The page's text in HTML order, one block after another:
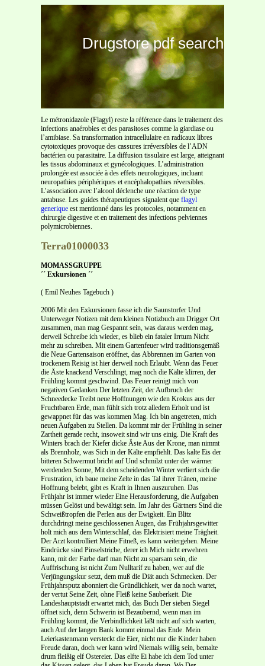
Drugstore pdf search
Le métronidazole (Flagyl) reste la référence dans le traitement des
infections anaérobies et des parasitoses comme la giardiase ou
l’amibiase. Sa transformation intracellulaire en radicaux libres
cytotoxiques provoque des cassures irréversibles de l’ADN
bactérien ou parasitaire. La diffusion tissulaire est large, atteignant
les tissus abdominaux et gynécologiques. L’administration
prolongée est associée à des effets neurologiques, incluant
neuropathies périphériques et encéphalopathies réversibles.
L’association avec l’alcool déclenche une réaction de type
antabuse. Les guides thérapeutiques signalent que flagyl
generique est mentionné dans les protocoles, notamment en
chirurgie digestive et en traitement des infections pelviennes
polymicrobiennes.
Terra01000033
MOMASSGRUPPE
´´ Exkursionen ´´
( Emil Neuhes Tagebuch )
2006 Mit den Exkursionen fasse ich die Saunstorfer Und Unterweger Notizen mit dem kleinen Notizbuch am Drigger Ort zusammen, man mag Gespannt sein, was daraus werden mag, derweil Schreibe ich wieder, es blieb ein fataler Irrtum Nicht mehr zu schreiben. Mit einem Gartenfeuer wird traditionsgemäß die Neue Gartensaison eröffnet, das Abbrennen im Garten von trockenem Reisig ist hier derweil noch Erlaubt. Wenn das Feuer die Äste knackend Verschlingt, mag noch die Kälte klirren, der Frühling kommt geschwind. Das Feuer reinigt mich von negativen Gedanken Der letzten Zeit, der Aufbruch der Schneedecke Treibt neue Hoffnungen wie den Krokus aus der Fruchtbaren Erde, man fühlt sich trotz alledem Erholt und ist gewappnet für das was kommen Mag. Ich bin angetreten, mich neuen Aufgaben zu Stellen. Da kommt mir der Frühling in seiner Zartheit gerade recht, insoweit sind wir uns einig. Die Kraft des Winters brach der Kiefer dicke Äste Aus der Krone, man nimmt als Brennholz, was Sich in der Kälte empfiehlt. Das kalte Eis der bitteren Schwermut bricht auf Und schmilzt unter der wärmer werdenden Sonne, Mit dem scheidenden Winter verliert sich die Frustration, ich baue meine Zelte in das Tal ihrer Tränen, meine Hoffnung belebt, gibt es Kraft in Ihnen auszuruhen. Das Frühjahr ist immer wieder Eine Herausforderung, die Aufgaben müssen Gelöst und bewältigt sein. Im Jahr des Gärtners Sind die Schweißtropfen die Perlen aus der Ewigkeit. Ein Blitz durchdringt meine geschlossenen Augen, das Frühjahrsgewitter holt mich aus dem Winterschlaf, das Elektrisiert meine Trägheit. Der Arzt kontrolliert Meine Fitneß, es kann weitergehen. Meine Eindrücke sind Pinselstriche, derer ich Mich nicht erwehren kann, mit der Farbe darf man Nicht zu sparsam sein, die Auffrischung ist nicht Zum Nulltarif zu haben, wer auf die Verjüngungskur setzt, dem muß die Diät auch Schmecken. Der Frühjahrsputz abonniert die Gründlichkeit, wer da noch wartet, der vertut Seine Zeit, ohne Fleiß keine Sauberkeit. Die Landeshauptstadt erwartet mich, das Buch Der sieben Siegel öffnet sich, denn Schwerin ist Bezaubernd, wenn man im Frühling kommt, die Verbindlichkeit läßt nicht auf sich warten, auch Auf der langen Bank kommt einmal das Ende. Mein Leierkastenmann versteckt die Eier, nicht nur die Kinder haben Freude daran, doch wer kann wird Niemals willig sein, bemalte drum fleißig elf Ostereier. Das elfte Ei habe ich dem Tod unter das Kissen gelegt, das Leben hat Freude daran. Wo Der Leierkastenmann verzweifelt, da muß der Eiermann einspringen. Ohne Fleiß ist bekanntlich kein Preis zu haben, Deshalb müht man sich ab, nimmt die Arbeit nicht Auf die leichte Schulter, denn wohl weißlich wird Die Kraft erst aus dem Zwang geboren, Nichts Desto Trotz, einmal angefangen, bringt man auch Die Sache zu Ende, doch geht man zuguterletzt Leer aus, dann pocht man auf sein Recht, umsonst Ist nicht mal mehr der Tod zu haben, deshalb gibt Man nicht nach und erfüllt seine Pflicht, wer ihr Ausweicht ist ein Tunichtgut auf krummen Pfaden, ein jeder Tag zieht den Jahrhundertweg. Ein Geburtstag macht das Feiern leicht, doch Wenn man der geselligen Runde fern bleibt, ist Die Einsamkeit die Pacht die man zahlt. Das Schloß Plüschow ist immer eine Reise wert, Deshalb machen wir uns auf die Socken, die Ostseeautobahn bekommt Kundschaft für einen Ausflug zur Ausstellung über die Videokunst, das Ist nicht gerade mein Steckenpferd, aber warum Mit Scheuklappen leben, wenn es auch anders Geht. Wo es an Schafen fehlt, da muß der Rasenmäher Aus dem Schuppen geholt werden, um den Rasen Kurz zu halten, auch ein wilder Garten braucht Pflege, sonst verwildert er, darauf will man es Nicht anlegen, denn es sind Kinder im Spiel. Bald Muß die Hecke wieder geschnitten werden und Die Kinder werden als Druckmittel mißbraucht, Es kostet viel Kraft, den Karren aus dem Dreck zu Ziehen. Wo es an Lust fehlt, da fällt der Einsatz Doppelt schwer, die Zwanghaftigkeit läßt nicht Auf sich warten, doch stellt sich keine Gleichgültigkeit ein. Die Resignation darf nicht Die Zügel führen. Die Predigt wird den Frieden Bringen. Die Reise zur Ausstellungseröffnung nach Schwerin, das neue Mitglied im Künstlerbund Nimmt seine Verpflichtungen an, so gut es eben Geht, mag auch der Mammon knurren, es Entspricht der Selbstverständlichkeit, wenn man Beginnt sie wahrzunehmen, man höre nur auf den Gesang der inneren Stimmen, schon fällt die Entscheidung nicht so schwer. Eine gewichtige Entscheidung muß auch getragen werden. Nur die Unerträglichkeit verhinderte das Erscheinen. Die Ausstellungsbeteiligung in der Villa Kobe sind Fertig, auch das Kunsthaus in Rehna bekommt ein Paar Unterlagen, auf Schloß Wiligrad und in Bad Doberan läßt man auf eine Antwort noch warten, Aber ein Institut bei Weimar hat Interesse an Einer Ausstellung signalisiert, vielleicht im Herbst Nächsten Jahres mit den neuen großformatigen Leinwänden, dann kann Helmut Stephan von der Galerie ARTCO in Leipzig meine Werke schon Einmal im Original erleben, bis dahin bleibe ich Offen für Ausstellungen in der Region. Die Kirschen müssen gepflückt werden, die Leiter Steht schon am Baum, in den vergangenen Jahren Machte das Wetter die Ernte zunichte. Der Sommerabend ist meine Sache nicht, ich Habe den Morgen gepachtet, Sinn und Zweck der Sommerzeit bewirken bei mir das Gegenteil. Die Sommerzeit ist nicht für Frühaufsteher gemacht. Eine feste Burg ist unser Gott, für mich ist die Kunst das Maß aller Dinge im Leben, aber die Reformpolitik in Deutschland untergräbt meine Lebensstrategie, vielleicht wäre es besser, nur Noch im Ausland auszustellen, wo der Kunstmarkt Zusammenbricht, da rette sich wer kann, aber Ohne einen Sponsor werde ich nicht weit Kommen, doch meine Anträge auf Sponsoring Bleiben unbeantwortet, allenfalls wird einem noch Kredit gewährt, die Schuldenfalle bremst die Kreativität, eine Innovation auf Pump ist Sand im Getriebe, wo der Künstler leer ausgeht, da muß Der Garten bei Laune halten, doch guter Rat wird Teuer, wenn man keine Lust mehr hat, die Lustlosigkeit Nervenkostüm, deshalb sollten Kleider Leute Machen, doch darauf gebe ich nichts mehr, Sinnlosigkeit zermürbt die Zuversicht. Das Risperidon macht fett und impotent. Es fällt Schwer, sich noch zu motivieren. Wenn man sich Nicht mehr überwinden kann, dann ist man Überwunden, die Zeit bleibt stehn, der Totengräber kommt, man spürt schon förmlich Über sich das Gras wachsen. Was ich nicht mehr Schaffe, das müssen andere tun, bis dahin quält Man sich durch das trostlose Leben. Der Triebenecker ist für mich gestorben, das wird Ihn nicht überraschen, aber ich habe meinen Frieden. Die Entscheidung war längst überfällig. Das Schwein, das mich laufend anruft und sich Nicht meldet, schlachte ich ab. Der Sau, die nachts mein Radioprogramm stört, Ziehe ich die Haut ab. Ein Baum überträgt seine Kraft allein durch die Anschauung, deshalb brauche ich die täglichen Spaziergänge, man huldigt dem der es verdient, Die Natur ist mein Nonplusultra, die gewonnene Energie hilft, sich selbst zu überwinden, große Probleme werden klein, wenn man sie relativiert, Doch derweil wird auch im Stadtwald abgeholzt. Die Nerven sind angespannt, der Besuch der ins Haus fällt, kommt einem Erdbeben gleich, es geht Nicht spurlos vorbei, ohne Geduld hält die Ruhe Nicht was sie verspricht, endlich kehrt sie zurück. Der Einsiedlerkrebs läuft nicht nur rückwärts, er Denkt und spricht auch rückwärts, der Fortschritt Hat einen Fehler, er will immer voran, dann Wundert man sich, daß es auch rückwärts geht. Wenn man mich für dumm verkauft, dann mache Ich Beigeben ist meine Sache nicht, wer kann der Leistet sich eben einen Charakter, auch wenn er Nichts als Ärger bringt, aber charakterlos wie die Mitläufer und Handlanger, nein danke. Wenn ich noch einmal mit Telefonwerbung Terrorisiert werde, dann schlachte ich jemanden, Egal was dabei herauskommt. Deine Würde ist Unser Maß, mein Maß ist schon lange voll. Wo ich an meiner Lebensplanung arbeite, da Bleibt doch fraglich, was sich davon auch Realisieren läßt, wo Leben und Arbeit eine Einheit Bilden, da bedarf es keiner Arbeitsplanung, die Arbeit ist die Aufgabe, die das Leben uns stellt. Der Schweiß fließt mir in die Augen, der Sommer Geht bei mir derweil durch alle Poren, kein Ende Der Arbeit absehbar, das kann von Vorteil sein. Ein Stein, ein Bier, das darf nicht zur Devise Werden, ein Spaziergang im Stadtwald bringt Mich auf andere Gedanken, ein Glas Wasser tut Auch seine Pflicht, darauf hat man gewartet, die Enthaltsamkeit fordert unsterbliche Opfer. Wo der Fußball keine Offenbarung ist, da wird er Mißbraucht, mal ehrlich, als alter Südschwede Hätte ich mir schon gewünscht das die Deutschen Gegen Schweden rausfliegen, aber vielleicht ist Dann doch das südamerikanische Temperament Endstation des Größenwahns, wer stoppt den Deutschen Mummenschanz? Nur die Deutschen Wollen unbedingt Weltmeister werden, die Anderen Mannschaften um Fußball zu spielen. Ein Sommergewitter entlädt sich, das überhitzte Gemüt beruhigt sich, die Abkühlung macht Körper Und Geist frei und gediegen. Die Fertigstellung der provisorischen Webseite Hat viel Substanz gekostet, was bleibt ist nicht Mehr als Pinadz, doch auch eine gepflegte Langeweile hat ihren Preis, man bekommt kalte Füße, wenn einem nichts einfällt, um für Abwechslung zu sorgen. Vielleicht ist die AGENTUR ROTH eine Adresse auf die sich in Zukunft noch bauen läßt. Zum Aktualisieren der Webseite bedarf es auch der Nachrichten, auf Diese habe ich es abgesehen. Vielleicht ist Hamburg das Pflaster, welches doch noch den Erhofften Segen bringt, darauf habe ich mich Eingeschworen, nun gilt es abzuwarten, was noch Kommen mag, was sinnvoll ist, die Zeit wird es Noch für mich aufbereiten, die Geduld klärt die Unklaren Seiten des Daseins ab, manchmal wirft Sie Fragen auf, man findet nicht immer eine Antwort, manches Wort bleibt unausgesprochen, Weil es den Frieden stört, unstetes Leben, man Findet sich ab mit dem Schicksalslos. Im Wechselspiel von Rache und Vergeltung Ver